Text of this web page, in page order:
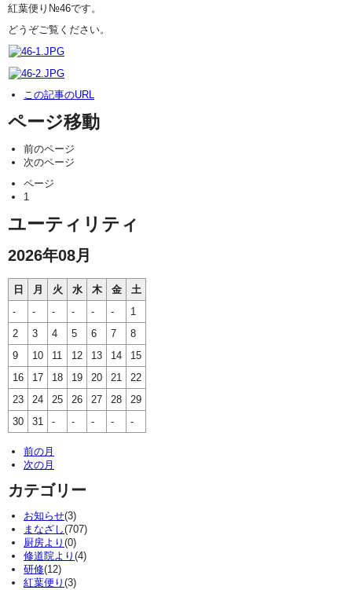
紅葉便り№46です。
どうぞご覧ください。
この記事のURL
ページ移動
前のページ
次のページ
ページ
1
ユーティリティ
2026年08月
日 月 火 水 木 金
土
-
- - - - -
1
2
3 4 5 6 7
8
9
10 11 12 13 14
15
16
17 18 19 20 21
22
23
24 25 26 27 28
29
30
31 - - - - -
前の月
次の月
カテゴリー
お知らせ(3)
まなざし(707)
厨房より (0)
修道院より (4)
研修(12)
紅葉便り (3)